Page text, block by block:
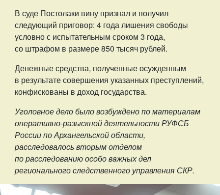
В суде Постолаки вину признал и получил
следующий приговор: 4 года лишения свободы
условно с испытательным сроком 3 года,
со штрафом в размере 850 тысяч рублей.
Денежные средства, полученные осужденным
в результате совершения указанных преступлений,
конфискованы в доход государства.
Уголовное дело было возбуждено по материалам
оперативно-разыскной деятельности РУФСБ
России по Архангельской области,
расследовалось вторым отделом
по расследованию особо важных дел
регионального следственного управления СКР.